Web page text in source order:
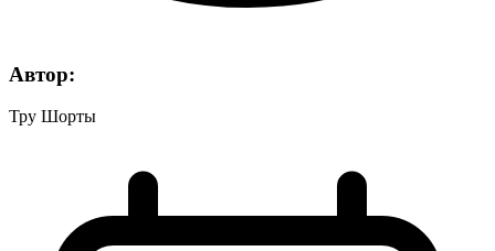
Автор:
Тру Шорты